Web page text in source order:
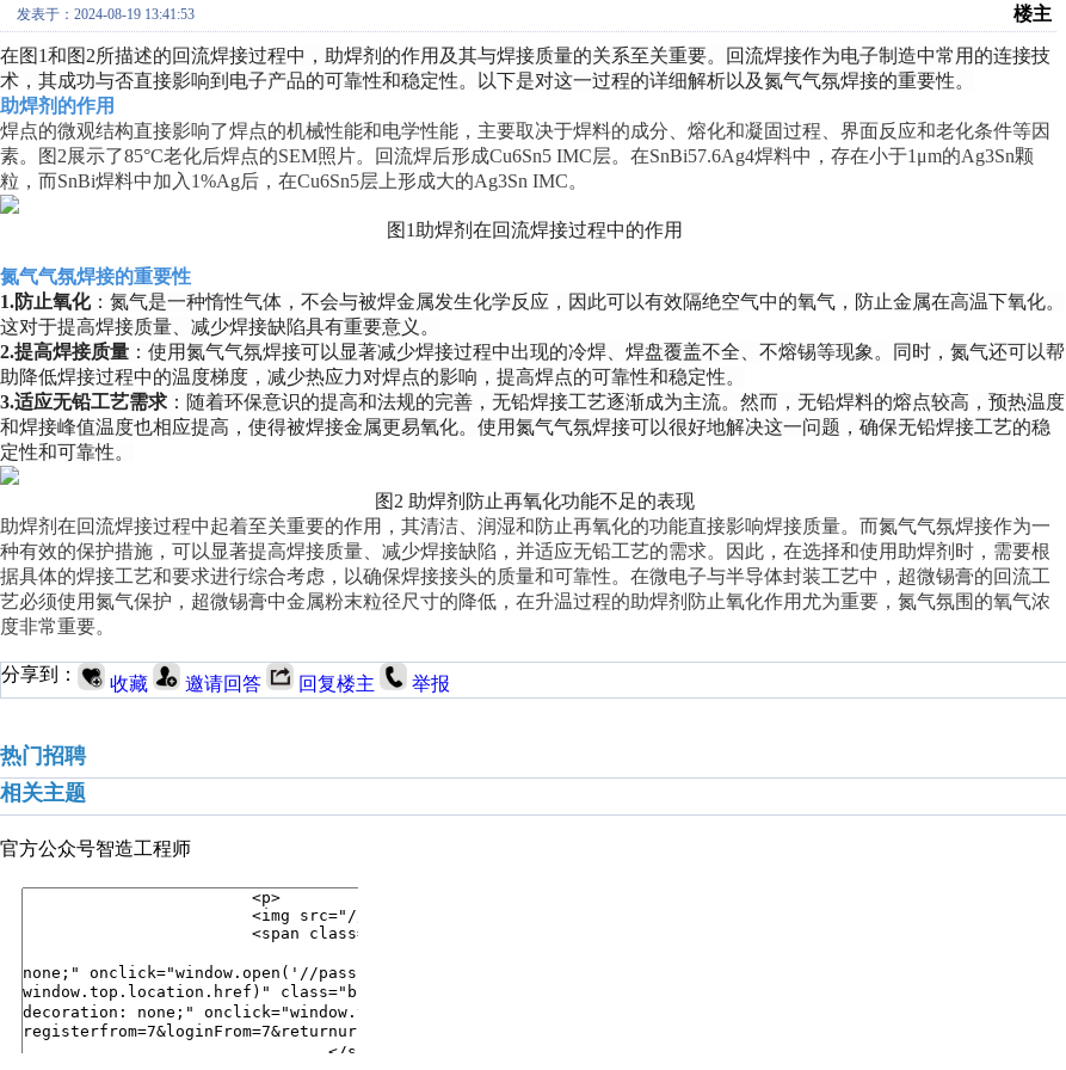
发表于：2024-08-19 13:41:53 楼主
在图1和图2所描述的回流焊接过程中，助焊剂的作用及其与焊接质量的关系至关重要。回流焊接作为电子制造中常用的连接技
术，其成功与否直接影响到电子产品的可靠性和稳定性。以下是对这一过程的详细解析以及氮气气氛焊接的重要性。
助焊剂的作用
焊点的微观结构直接影响了焊点的机械性能和电学性能，主要取决于焊料的成分、熔化和凝固过程、界面反应和老化条件等因
素。图2展示了85°C老化后焊点的SEM照片。回流焊后形成Cu6Sn5 IMC层。在SnBi57.6Ag4焊料中，存在小于1μm的Ag3Sn颗
粒，而SnBi焊料中加入1%Ag后，在Cu6Sn5层上形成大的Ag3Sn IMC。
图1助焊剂在回流焊接过程中的作用
氮气气氛焊接的重要性
1.防止氧化 ：氮气是一种惰性气体，不会与被焊金属发生化学反应，因此可以有效隔绝空气中的氧气，防止金属在高温下氧化。
这对于提高焊接质量、减少焊接缺陷具有重要意义。
2.提高焊接质量 ：使用氮气气氛焊接可以显著减少焊接过程中出现的冷焊、焊盘覆盖不全、不熔锡等现象。同时，氮气还可以帮
助降低焊接过程中的温度梯度，减少热应力对焊点的影响，提高焊点的可靠性和稳定性。
3.适应无铅工艺需求 ：随着环保意识的提高和法规的完善，无铅焊接工艺逐渐成为主流。然而，无铅焊料的熔点较高，预热温度
和焊接峰值温度也相应提高，使得被焊接金属更易氧化。使用氮气气氛焊接可以很好地解决这一问题，确保无铅焊接工艺的稳
定性和可靠性。
图2 助焊剂防止再氧化功能不足的表现
助焊剂在回流焊接过程中起着至关重要的作用，其清洁、润湿和防止再氧化的功能直接影响焊接质量。而氮气气氛焊接作为一
种有效的保护措施，可以显著提高焊接质量、减少焊接缺陷，并适应无铅工艺的需求。因此，在选择和使用助焊剂时，需要根
据具体的焊接工艺和要求进行综合考虑，以确保焊接接头的质量和可靠性。在微电子与半导体封装工艺中，超微锡膏的回流工
艺必须使用氮气保护，超微锡膏中金属粉末粒径尺寸的降低，在升温过程的助焊剂防止氧化作用尤为重要，氮气氛围的氧气浓
度非常重要。
分享到： 收藏 邀请回答 回复楼主 举报
热门招聘
相关主题
官方公众号智造工程师